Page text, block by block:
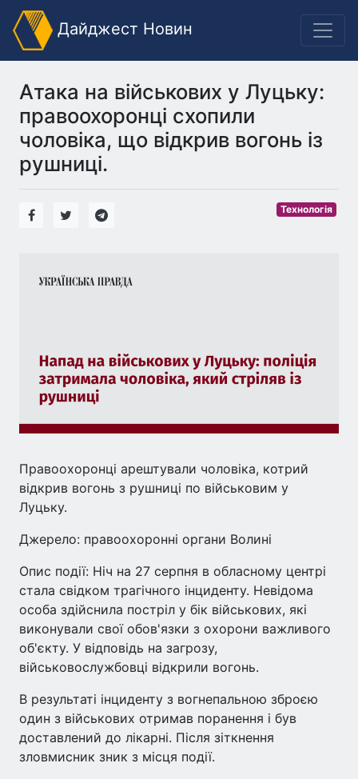
Дайджест Новин
Атака на військових у Луцьку:
правоохоронці схопили
чоловіка, що відкрив вогонь із
рушниці.
Технологія
Правоохоронці арештували чоловіка, котрий
відкрив вогонь з рушниці по військовим у
Луцьку.
Джерело: правоохоронні органи Волині
Опис події: Ніч на 27 серпня в обласному центрі
стала свідком трагічного інциденту. Невідома
особа здійснила постріл у бік військових, які
виконували свої обов'язки з охорони важливого
об'єкту. У відповідь на загрозу,
військовослужбовці відкрили вогонь.
В результаті інциденту з вогнепальною зброєю
один з військових отримав поранення і був
доставлений до лікарні. Після зіткнення
зловмисник зник з місця події.